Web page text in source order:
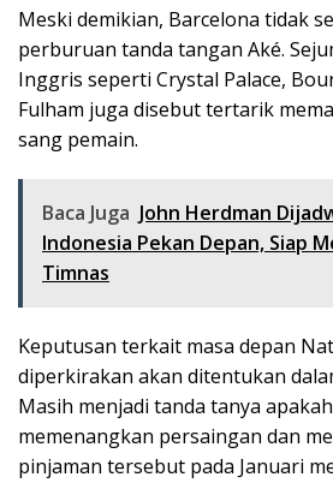
Meski demikian, Barcelona tidak
perburuan tanda tangan Aké.
Inggris seperti Crystal Palace,
Fulham juga disebut tertarik
sang pemain.
Baca Juga John Herdman
Indonesia Pekan Depan, Siap
Timnas
Keputusan terkait masa depan
diperkirakan akan ditentukan
Masih menjadi tanda tanya
memenangkan persaingan dan
pinjaman tersebut pada Januari